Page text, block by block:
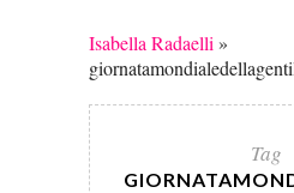
Isabella Radaelli »
Tag